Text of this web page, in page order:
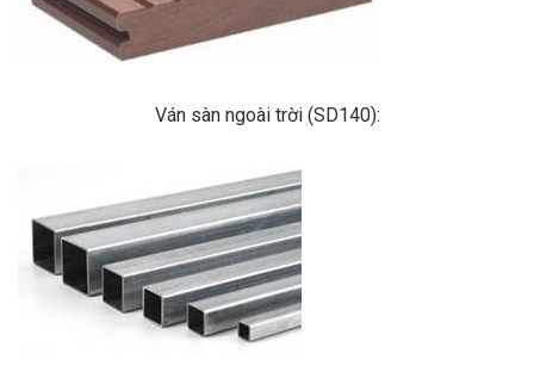
Ván sàn ngoài trời (SD140):